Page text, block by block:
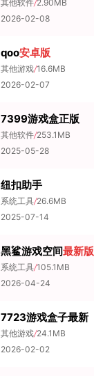
其他软件/2.90MB
2026-02-08
qoo安卓版
其他游戏/16.6MB
2026-02-07
7399游戏盒正版
其他软件/253.1MB
2025-05-28
纽扣助手
系统工具/26.6MB
2025-07-14
黑鲨游戏空间最新版
系统工具/105.1MB
2026-04-24
7723游戏盒子最新
其他游戏/24.1MB
2026-02-02